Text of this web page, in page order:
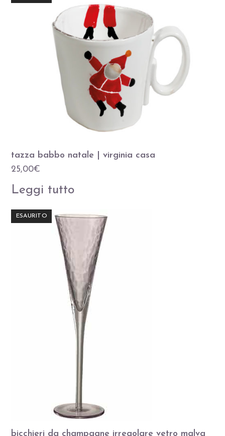
tazza babbo natale | virginia casa
25,00€
Leggi tutto
ESAURITO
bicchieri da champagne irregolare vetro malva